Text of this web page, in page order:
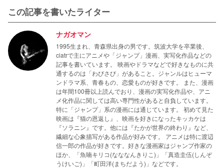
この記事を書いたライター
ナガオマン
1995生まれ、青森県出身の男です。筑波大学を卒業後、
ciatrで主にアニメや「ジャンプ」漫画、実写化作品などの
記事を書いています。 映画やドラマなどで好きなものに共
通するのは「わびさび」があること。ジャンルはヒューマ
ンドラマ系、青春もの、恋愛ものが好きです。 また、漫画
は年間100冊以上読んでおり、漫画の実写化作品や、アニ
メ化作品に関しては高い専門性があると自負しています。
特に「ジャンプ」系の漫画には通じています。 初めて見た
映画は『猫の恩返し』、映画を好きになったキッカケは
『ソラニン』です。他には『たかが世界の終わり』など、
繊細な心象描写がある作品が好みです。 アニメは特に渡辺
信一郎の作品が好きです。好きな漫画家はジャンプ作家の
ほか、「魚喃キリコ(なななんきりこ)」「真造圭伍(しんぞ
うけいご)」「町田洋(まちだよう)」などです。